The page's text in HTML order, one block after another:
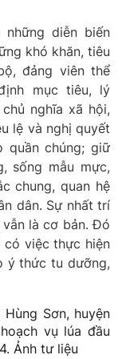
diễn biến
khó khăn, tiêu
đảng viên thể
mục tiêu, lý
nghĩa xã hội,
lệ và nghị quyết
quần chúng; giữ
sống mẫu mực,
chung, quan hệ
dân. Sự nhất trí
là cơ bản. Đó
có việc thực hiện
ý thức tu dưỡng,